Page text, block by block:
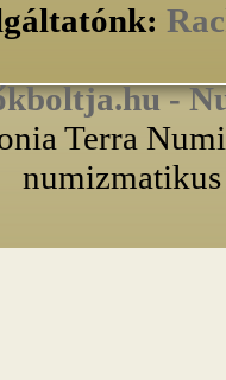
-
Terra
numizmatikus